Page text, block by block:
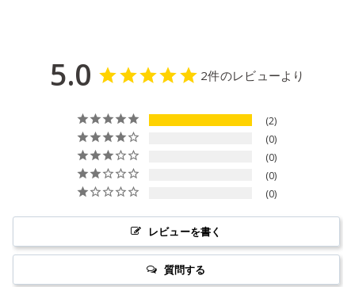
5.0 2件のレビューより
2
0
0
0
0
レビューを書く
質問する